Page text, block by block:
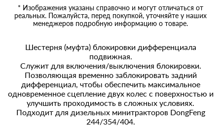
* Изображения указаны справочно и могут отличаться от
реальных. Пожалуйста, перед покупкой, уточняйте у наших
менеджеров подробную информацию о товаре.
Шестерня (муфта) блокировки дифференциала
подвижная.
Служит для включения/выключения блокировки.
Позволяющая временно заблокировать задний
дифференциал, чтобы обеспечить максимальное
одновременное сцепление двух колес с поверхностью и
улучшить проходимость в сложных условиях.
Подходит для дизельных минитракторов DongFeng
244/354/404.